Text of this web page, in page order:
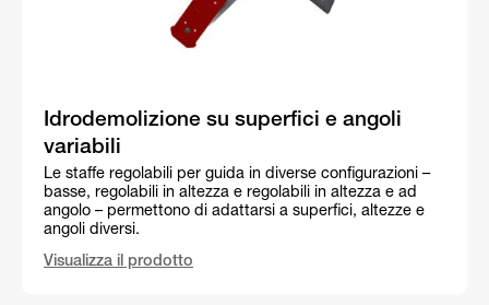
Idrodemolizione su superfici e angoli
variabili
Le staffe regolabili per guida in diverse configurazioni –
basse, regolabili in altezza e regolabili in altezza e ad
angolo – permettono di adattarsi a superfici, altezze e
angoli diversi.
Visualizza il prodotto